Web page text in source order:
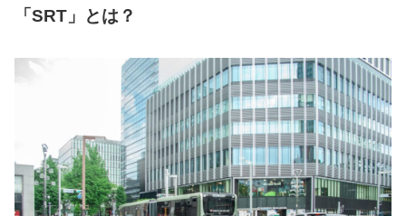
「SRT」とは？